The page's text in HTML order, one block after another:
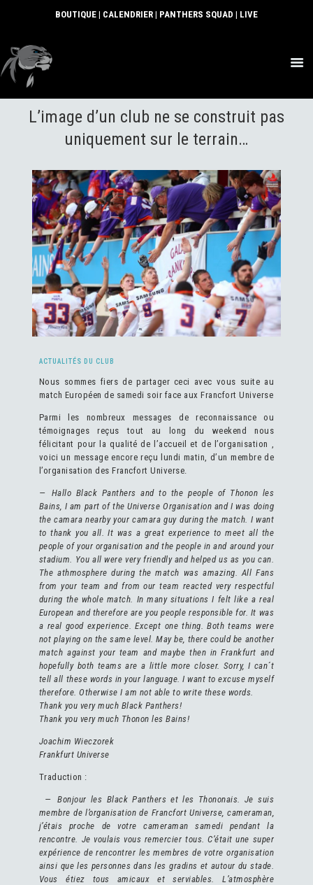
BOUTIQUE | CALENDRIER | PANTHERS SQUAD | LIVE
ACTUS
SECTIONS
CLUB
PARTENAIRES
CONTACT
L’image d’un club ne se construit pas
uniquement sur le terrain…
ACTUALITÉS DU CLUB
Nous sommes fiers de partager ceci avec vous suite au
match Européen de samedi soir face aux Francfort Universe
Parmi les nombreux messages de reconnaissance ou
témoignages reçus tout au long du weekend nous
félicitant pour la qualité de l’accueil et de l’organisation ,
voici un message encore reçu lundi matin, d’un membre de
l’organisation des Francfort Universe.
— Hallo Black Panthers and to the people of Thonon les
Bains, I am part of the Universe Organisation and I was doing
the camara nearby your camara guy during the match. I want
to thank you all. It was a great experience to meet all the
people of your organisation and the people in and around your
stadium. You all were very friendly and helped us as you can.
The athmosphere during the match was amazing. All Fans
from your team and from our team reacted very respectful
during the whole match. In many situations I felt like a real
European and therefore are you people responsible for. It was
a real good experience. Except one thing. Both teams were
not playing on the same level. May be, there could be another
match against your team and maybe then in Frankfurt and
hopefully both teams are a little more closer. Sorry, I can´t
tell all these words in your language. I want to excuse myself
therefore. Otherwise I am not able to write these words.
Thank you very much Black Panthers!
Thank you very much Thonon les Bains!
Joachim Wieczorek
Frankfurt Universe
Traduction :
— Bonjour les Black Panthers et les Thononais. Je suis
membre de l’organisation de Francfort Universe, cameraman,
j’étais proche de votre cameraman samedi pendant la
rencontre. Je voulais vous remercier tous. C’était une super
expérience de rencontrer les membres de votre organisation
ainsi que les personnes dans les gradins et autour du stade.
Vous étiez tous amicaux et serviables. L’atmosphère